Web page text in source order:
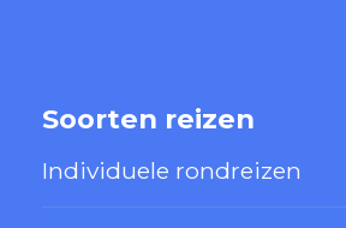
Soorten reizen
Individuele rondreizen